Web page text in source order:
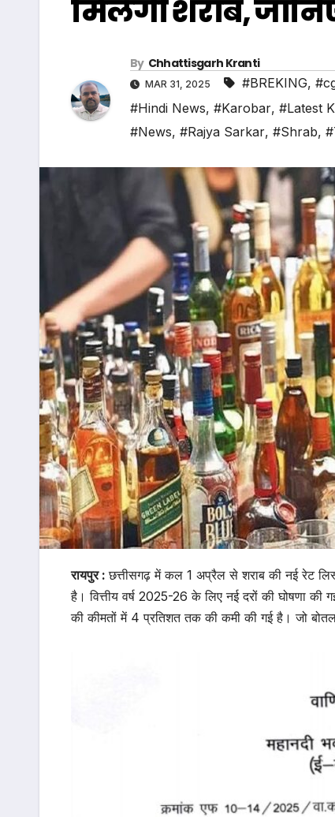
मिलेगी शराब,
By Chhattisgarh Kranti
MAR 31, 2025 #BREKING,
#Hindi News, #Karobar, #Latest
#News, #Rajya Sarkar, #Shrab,
रायपुर :छत्तीसगढ़ में कल 1 अप्रैल से शराब की नई रेट
है। वित्तीय वर्ष 2025-26 के लिए नई दरों की घोषणा
की कीमतों में 4 प्रतिशत तक की कमी की गई है। जो